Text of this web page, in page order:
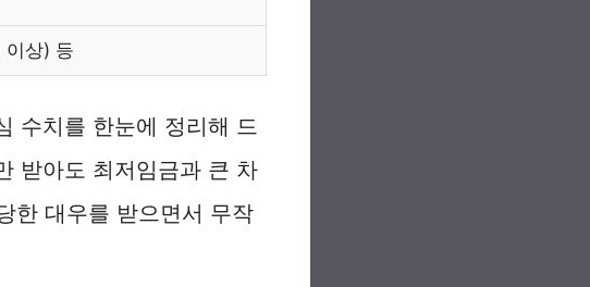
이상) 등
수치를 한눈에 정리해 드
받아도 최저임금과 큰 차
한 대우를 받으면서 무작